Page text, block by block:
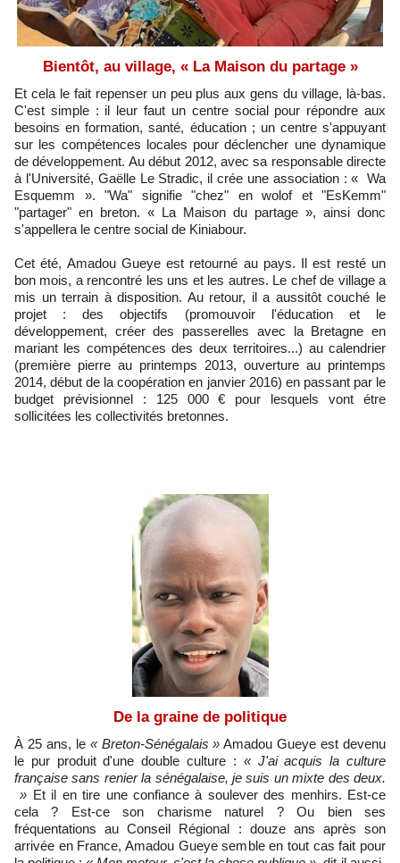
Bientôt, au village, « La Maison du partage »
Et cela le fait repenser un peu plus aux gens du village, là-bas.
C'est simple : il leur faut un centre social pour répondre aux
besoins en formation, santé, éducation ; un centre s'appuyant
sur les compétences locales pour déclencher une dynamique
de développement. Au début 2012, avec sa responsable directe
à l'Université, Gaëlle Le Stradic, il crée une association : « Wa
Esquemm ». "Wa" signifie "chez" en wolof et "EsKemm"
"partager" en breton. « La Maison du partage », ainsi donc
s'appellera le centre social de Kiniabour.
Cet été, Amadou Gueye est retourné au pays. Il est resté un
bon mois, a rencontré les uns et les autres. Le chef de village a
mis un terrain à disposition. Au retour, il a aussitôt couché le
projet : des objectifs (promouvoir l'éducation et le
développement, créer des passerelles avec la Bretagne en
mariant les compétences des deux territoires...) au calendrier
(première pierre au printemps 2013, ouverture au printemps
2014, début de la coopération en janvier 2016) en passant par le
budget prévisionnel : 125 000 € pour lesquels vont étre
sollicitées les collectivités bretonnes.
De la graine de politique
À 25 ans, le « Breton-Sénégalais » Amadou Gueye est devenu
le pur produit d'une double culture : « J'ai acquis la culture
française sans renier la sénégalaise, je suis un mixte des deux.
» Et il en tire une confiance à soulever des menhirs. Est-ce
cela ? Est-ce son charisme naturel ? Ou bien ses
fréquentations au Conseil Régional : douze ans après son
arrivée en France, Amadou Gueye semble en tout cas fait pour